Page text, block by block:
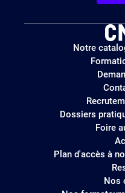
Notre
Dossiers
Foire
Plan d'accès à
Nos